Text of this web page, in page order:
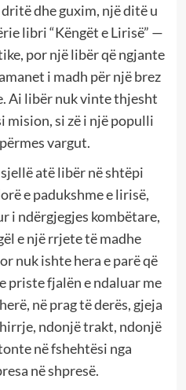
dhe guxim, një ditë u
libri “Këngët e Lirisë” —
por një libër që ngjante
i madh për një brez
Ai libër nuk vinte thjesht
mision, si zë i një populli
vargut.
atë libër në shtëpi
e padukshme e lirisë,
i ndërgjegjes kombëtare,
e një rrjete të madhe
nuk ishte hera e parë që
priste fjalën e ndaluar me
në prag të derës, gjeja
ndonjë trakt, ndonjë
në fshehtësi nga
në shpresë.